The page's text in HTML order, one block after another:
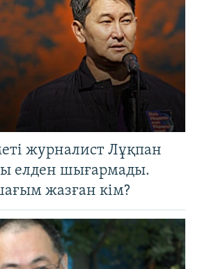
журналист Лұқпан
елден шығармады.
жазған кім?